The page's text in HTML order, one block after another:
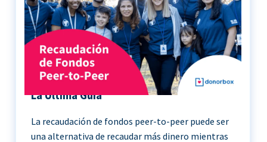
Recaudación de Fondos Peer-to-Peer |
La Última Guía
La recaudación de fondos peer-to-peer puede ser
una alternativa de recaudar más dinero mientras